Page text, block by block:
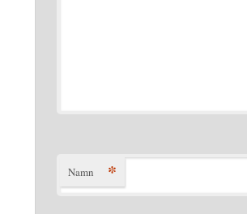
Namn *